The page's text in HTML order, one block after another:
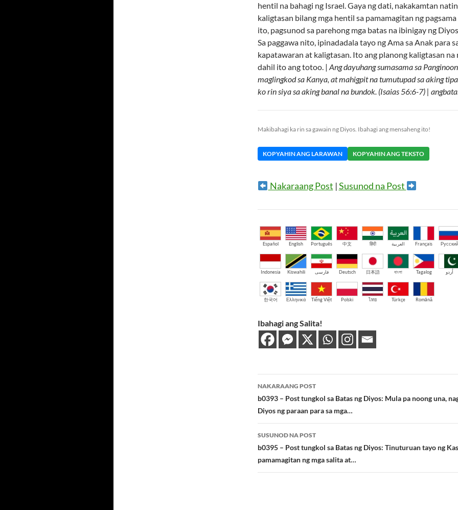
hentil na bahagi ng Israel. Gaya ng dati, nakakamtan
kaligtasan bilang mga hentil sa pamamagitan ng pagsama
ito, pagsunod sa parehong mga batas na ibinigay ng
Sa paggawa nito, ipinadadala tayo ng Ama sa Anak para
kapatawaran at kaligtasan. Ito ang planong kaligtasan na
dahil ito ang totoo. | Ang dayuhang sumasama sa
maglingkod sa Kanya, at mahigpit na tumutupad sa aking
ko rin siya sa aking banal na bundok. (Isaias 56:6-7) |
Makibahagi ka rin sa gawain ng Diyos. Ibahagi ang mensaheng ito!
KOPYAHIN ANG LARAWAN KOPYAHIN ANG TEKSTO
Nakaraang Post |Susunod na Post
Español English Português 中文 हिंदी العربية Français Русский
Indonesia Kiswahili فارسی Deutsch 日本語 বাংলা Tagalog اُردو
한국어 Ελληνικά Tiếng Việt Polski ไทย Türkçe Română
Ibahagi ang Salita!
Post
navigation
NAKARAANG POST
b0393 – Post tungkol sa Batas ng Diyos: Mula pa noong una,
Diyos ng paraan para sa mga…
SUSUNOD NA POST
b0395 – Post tungkol sa Batas ng Diyos: Tinuturuan tayo ng
pamamagitan ng mga salita at…